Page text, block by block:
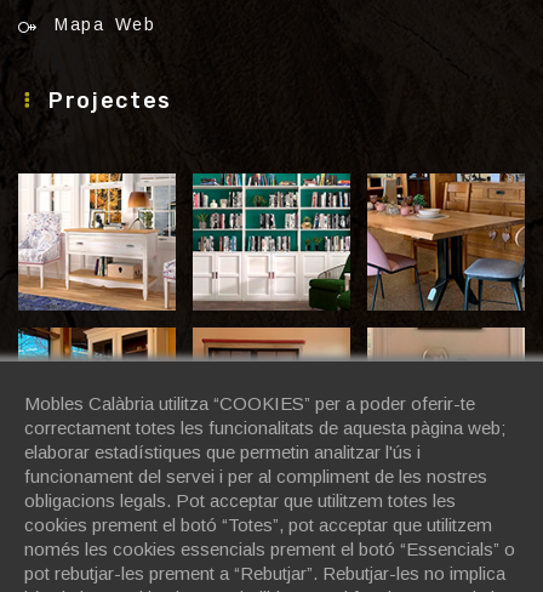
Mapa Web
Projectes
Mobles Calàbria utilitza “COOKIES” per a poder oferir-te
correctament totes les funcionalitats de aquesta pàgina web;
elaborar estadístiques que permetin analitzar l'ús i
funcionament del servei i per al compliment de les nostres
obligacions legals. Pot acceptar que utilitzem totes les
cookies prement el botó “Totes”, pot acceptar que utilitzem
només les cookies essencials prement el botó “Essencials” o
pot rebutjar-les prement a “Rebutjar”. Rebutjar-les no implica